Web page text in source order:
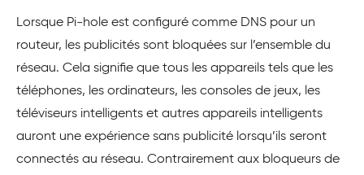
Lorsque Pi-hole est configuré comme DNS pour un
routeur, les publicités sont bloquées sur l’ensemble du
réseau. Cela signifie que tous les appareils tels que les
téléphones, les ordinateurs, les consoles de jeux, les
téléviseurs intelligents et autres appareils intelligents
auront une expérience sans publicité lorsqu’ils seront
connectés au réseau. Contrairement aux bloqueurs de